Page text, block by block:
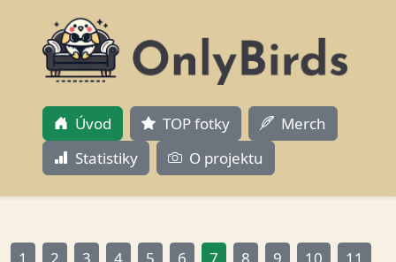
Úvod TOP fotky
Merch
Statistiky
O projektu